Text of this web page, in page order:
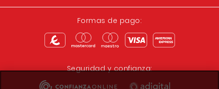
Formas de pago:
Seguridad y confianza: